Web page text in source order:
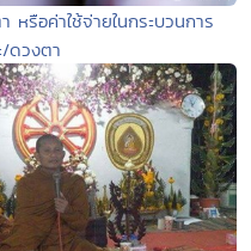
หรือค่าใช้จ่ายในกระบวนการ
/ดวงตา